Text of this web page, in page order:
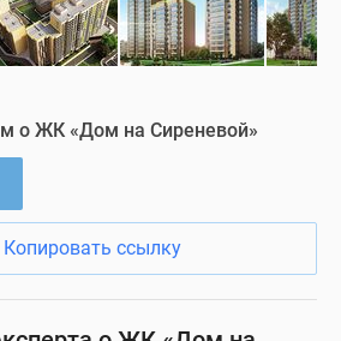
о ЖК «Дом на Сиреневой»
Копировать ссылку